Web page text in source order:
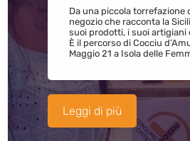
Da una piccola torrefazione
negozio che racconta la
suoi prodotti, i suoi artigiani
È il percorso di Cocciu
Maggio 21 a Isola delle
Leggi di più